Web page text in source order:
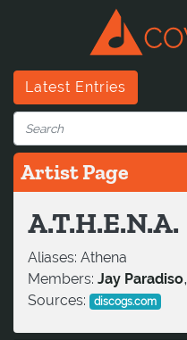
Latest Entries
Artist Page
A.T.H.E.N.A.
Aliases: Athena
Members: Jay Paradiso,
Sources:
discogs.com